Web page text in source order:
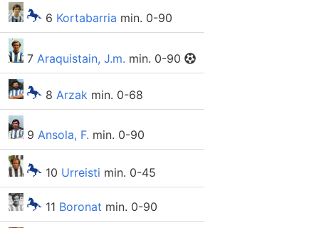
6 Kortabarria min. 0-90
7 Araquistain, J.m. min. 0-90
8 Arzak min. 0-68
9 Ansola, F. min. 0-90
10 Urreisti min. 0-45
11 Boronat min. 0-90